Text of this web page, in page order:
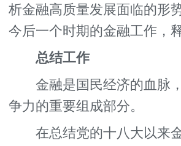
析金融高质量发展面临的形
今后一个时期的金融工作，
总结工作
金融是国民经济的血脉
争力的重要组成部分。
在总结党的十八大以来